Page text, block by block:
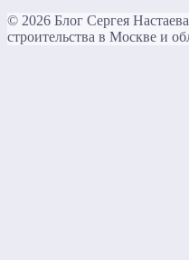
© 2026 Блог Сергея Настаева
строительства в Москве и